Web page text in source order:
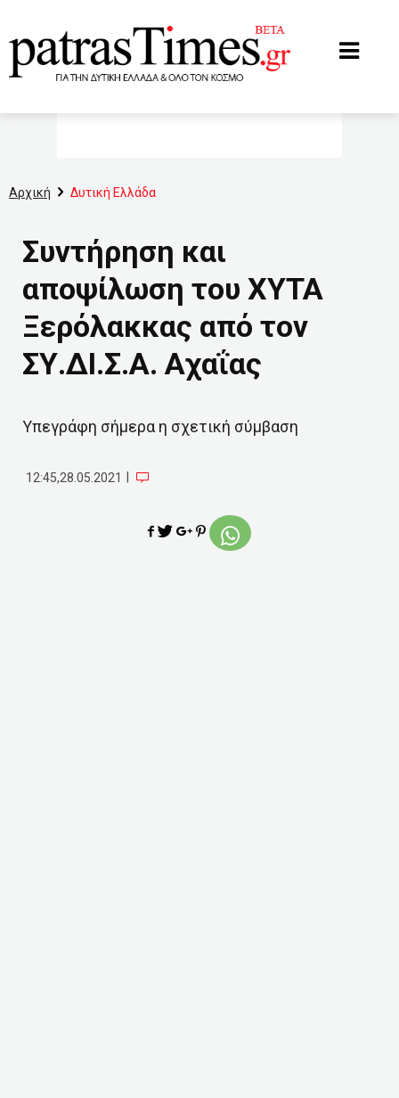
Αρχική Δυτική Ελλάδα
Συντήρηση και
αποψίλωση του ΧΥΤΑ
Ξερόλακκας από τον
ΣΥ.ΔΙ.Σ.Α. Αχαΐας
Υπεγράφη σήμερα η σχετική σύμβαση
12:45,28.05.2021